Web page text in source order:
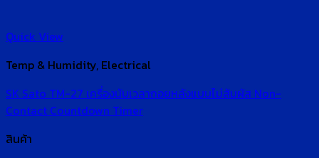
Quick View
Temp & Humidity, Electrical
SK Sato TM-27 เครื่องนับเวลาถอยหลังแบบไม่สัมผัส Non-
Contact Countdown Timer
สินค้า